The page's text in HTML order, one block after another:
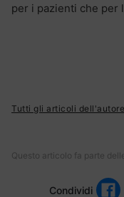
per i pazienti che per
Tutti gli articoli dell'autore
Questo articolo fa parte
Condividi